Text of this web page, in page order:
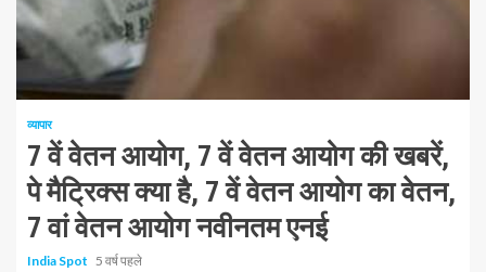
1 न्यूनतम पढ़ा
व्यापार
7 वें वेतन आयोग, 7 वें वेतन आयोग की खबरें,
पे मैट्रिक्स क्या है, 7 वें वेतन आयोग का वेतन,
7 वां वेतन आयोग नवीनतम एनई
India Spot 5 वर्ष पहले